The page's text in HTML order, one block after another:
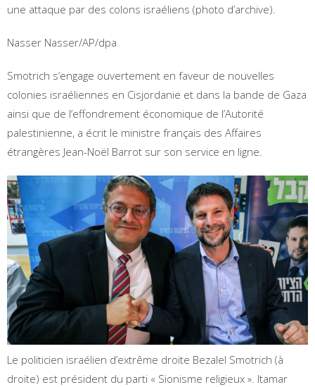
une attaque par des colons israéliens (photo d’archive).
Nasser Nasser/AP/dpa
Smotrich s’engage ouvertement en faveur de nouvelles
colonies israéliennes en Cisjordanie et dans la bande de Gaza
ainsi que de l’effondrement économique de l’Autorité
palestinienne, a écrit le ministre français des Affaires
étrangères Jean-Noël Barrot sur son service en ligne.
Le politicien israélien d’extrême droite Bezalel Smotrich (à
droite) est président du parti « Sionisme religieux ». Itamar